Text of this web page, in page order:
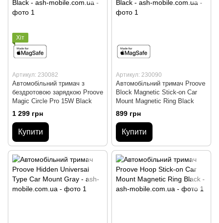
Хіт
Артикул: 230082
Автомобільний тримач з
бездротовою зарядкою Proove
Magic Circle Pro 15W Black
1 299 грн
Купити
Артикул: 230090
Автомобільний тримач Proove
Block Magnetic Stick-on Car
Mount Magnetic Ring Black
899 грн
Купити